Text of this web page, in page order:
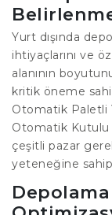
Yurt dışında
ihtiyaçlarını ve
alanının
kritik öneme
Otomatik Paletli
Otomatik Kutulu
çeşitli pazar
yeteneğine
Depolama